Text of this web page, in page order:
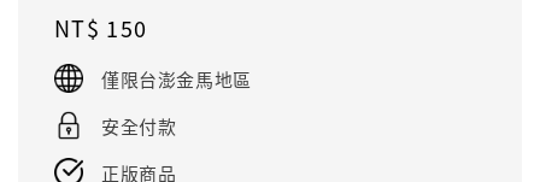
Regular
price
NT$ 150
僅限台澎金馬地區
安全付款
正版商品